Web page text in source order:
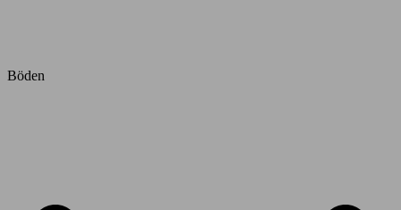
Böden